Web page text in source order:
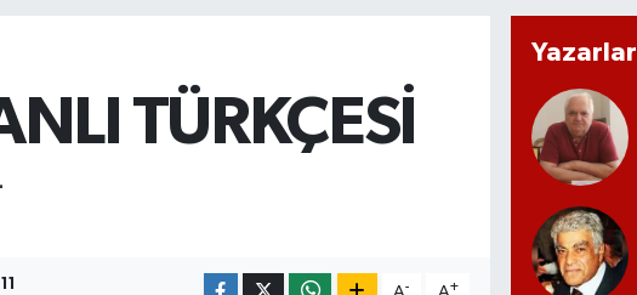
TÜRKÇESİ
11 - +
Yazarlar